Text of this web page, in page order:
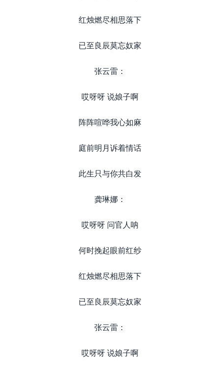
红烛燃尽相思落下
已至良辰莫忘奴家
张云雷：
哎呀呀 说娘子啊
阵阵喧哗我心如麻
庭前明月诉着情话
此生只与你共白发
龚琳娜：
哎呀呀 问官人呐
何时挽起眼前红纱
红烛燃尽相思落下
已至良辰莫忘奴家
张云雷：
哎呀呀 说娘子啊